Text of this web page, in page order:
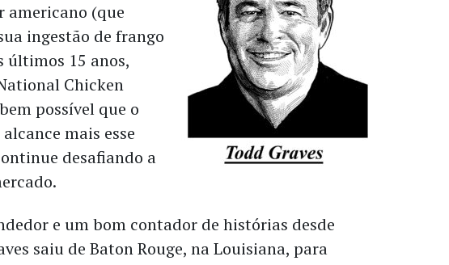
americano (que
ingestão de frango
últimos 15 anos,
Chicken
possível que o
mais esse
desafiando a
e um bom contador de histórias desde
saiu de Baton Rouge, na Louisiana, para